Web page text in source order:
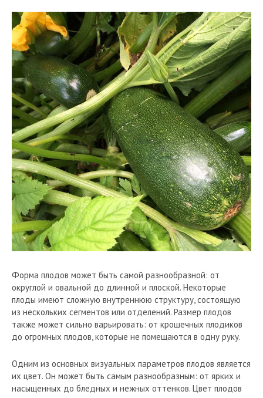
Форма плодов может быть самой разнообразной: от
округлой и овальной до длинной и плоской. Некоторые
плоды имеют сложную внутреннюю структуру, состоящую
из нескольких сегментов или отделений. Размер плодов
также может сильно варьировать: от крошечных плодиков
до огромных плодов, которые не помещаются в одну руку.
Одним из основных визуальных параметров плодов является
их цвет. Он может быть самым разнообразным: от ярких и
насыщенных до бледных и нежных оттенков. Цвет плодов